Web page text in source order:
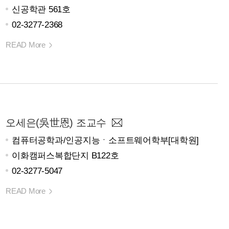
신공학관 561호
02-3277-2368
READ More
오세은(吳世恩) 조교수
컴퓨터공학과/인공지능ㆍ소프트웨어학부[대학원]
이화캠퍼스복합단지 B122호
02-3277-5047
READ More